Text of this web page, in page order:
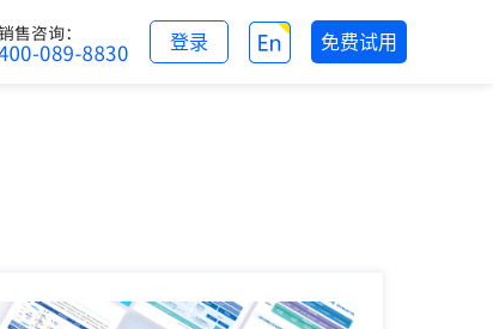
免费试用
登录